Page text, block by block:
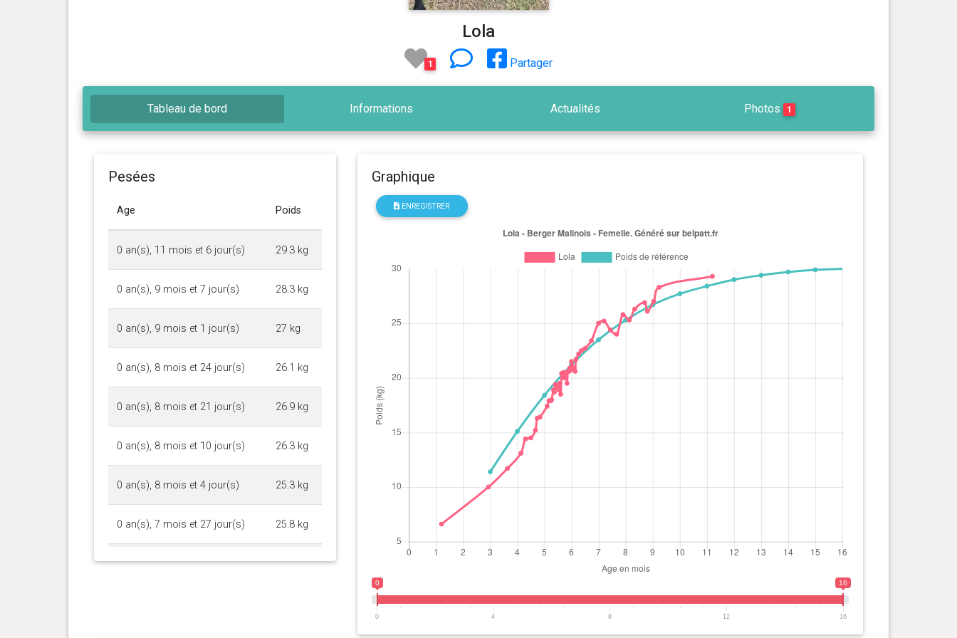
Lola
1 Partager
Tableau de bord Informations Actualités Photos 1
Pesées
Age Poids
0 an(s), 11 mois et 6 jour(s) 29.3 kg
0 an(s), 9 mois et 7 jour(s) 28.3 kg
0 an(s), 9 mois et 1 jour(s) 27 kg
0 an(s), 8 mois et 24 jour(s) 26.1 kg
0 an(s), 8 mois et 21 jour(s) 26.9 kg
0 an(s), 8 mois et 10 jour(s) 26.3 kg
0 an(s), 8 mois et 4 jour(s) 25.3 kg
0 an(s), 7 mois et 27 jour(s) 25.8 kg
0 an(s), 7 mois et 20 jour(s) 24 kg
Graphique
ENREGISTRER
0 16
0 4 8 12 16